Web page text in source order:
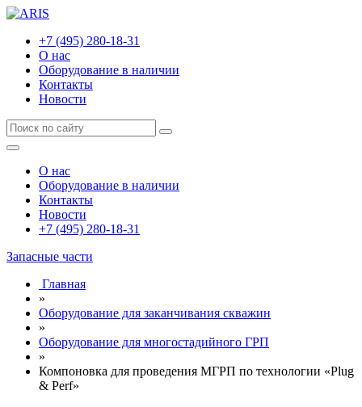
+7 (495) 280-18-31
О нас
Оборудование в наличии
Контакты
Новости
О нас
Оборудование в наличии
Контакты
Новости
+7 (495) 280-18-31
Запасные части
Главная
»
Оборудование для заканчивания скважин
»
Оборудование для многостадийного ГРП
»
Компоновка для проведения МГРП по технологии «Plug
& Perf»